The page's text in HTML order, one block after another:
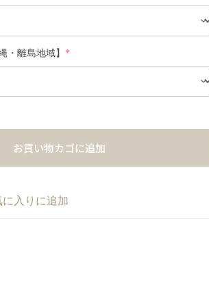
・離島地域】 *
お買い物カゴに追加
に入りに追加